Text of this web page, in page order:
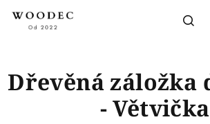
Dřevěná záložka
- Větvička